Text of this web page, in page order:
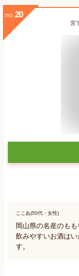
no. 20
宮
ここあ(50代・女性)
岡山県の名産のも
飲みやすいお酒は
す。